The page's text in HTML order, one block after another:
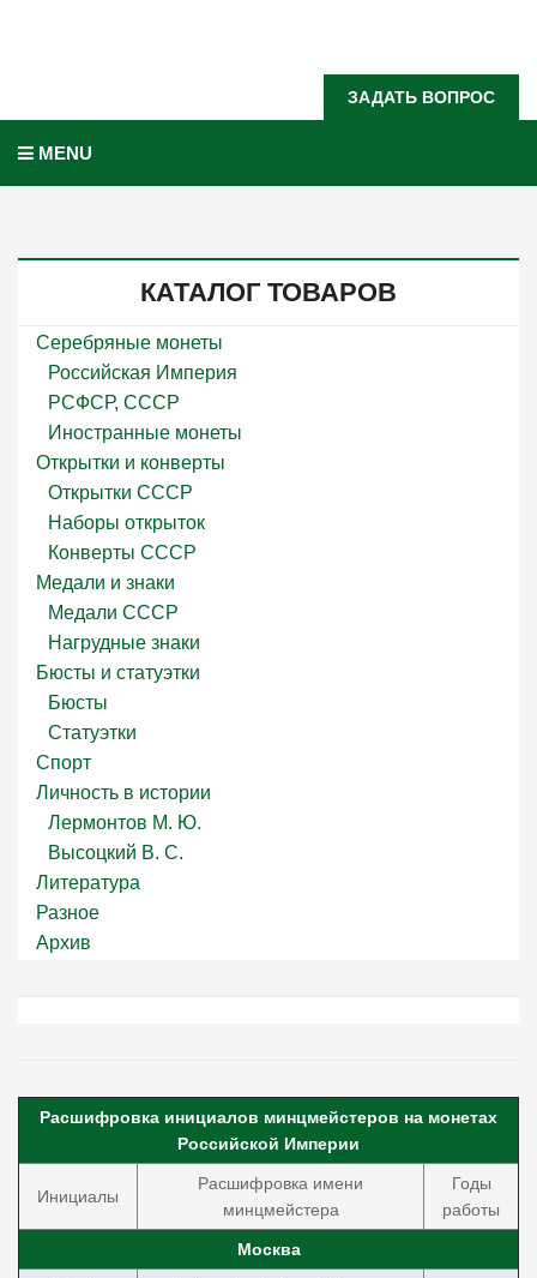
ЗАДАТЬ ВОПРОС
MENU
КАТАЛОГ ТОВАРОВ
Серебряные монеты
Российская Империя
РСФСР, СССР
Иностранные монеты
Открытки и конверты
Открытки СССР
Наборы открыток
Конверты СССР
Медали и знаки
Медали СССР
Нагрудные знаки
Бюсты и статуэтки
Бюсты
Статуэтки
Спорт
Личность в истории
Лермонтов М. Ю.
Высоцкий В. С.
Литература
Разное
Архив
Расшифровка инициалов минцмейстеров на монетах
Российской Империи
Инициалы
Расшифровка имени
минцмейстера
Годы
работы
Москва